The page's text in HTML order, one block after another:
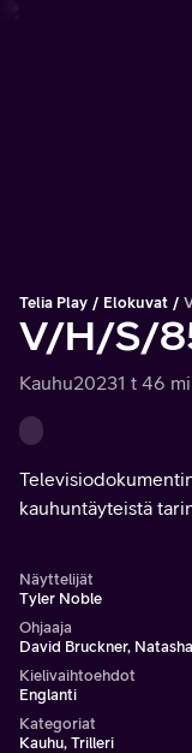
Telia Play Elokuvat
V/H/S/
Kauhu20231 t 46
kauhuntäyteistä
Näyttelijät
Tyler Noble
Ohjaaja
David Bruckner,
Kielivaihtoehdot
Englanti
Kategoriat
Kauhu, Trilleri